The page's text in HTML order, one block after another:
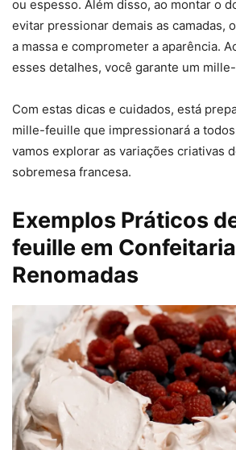
ou espesso. Além disso, ao montar o
evitar pressionar demais as camadas,
a massa e comprometer a aparência.
esses detalhes, você garante um
Com estas dicas e cuidados, está
mille-feuille que impressionará a
vamos explorar as variações criativas
sobremesa francesa.
Exemplos Práticos
feuille em
Renomadas